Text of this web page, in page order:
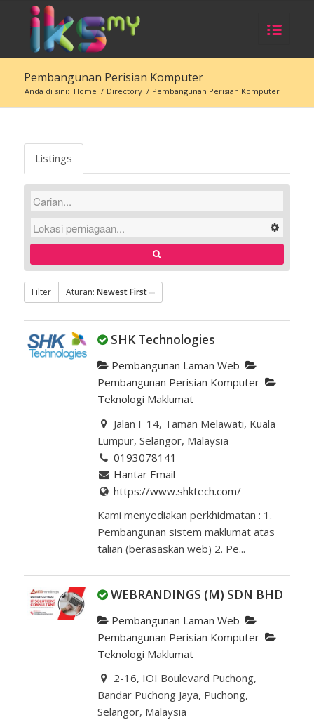
Pembangunan Perisian Komputer
Anda di sini: Home / Directory / Pembangunan Perisian Komputer
Listings
Filter Aturan: Newest First
SHK Technologies
Pembangunan Laman Web
Pembangunan Perisian Komputer
Teknologi Maklumat
Jalan F 14, Taman Melawati, Kuala
Lumpur, Selangor, Malaysia
0193078141
Hantar Email
https://www.shktech.com/
Kami menyediakan perkhidmatan : 1.
Pembangunan sistem maklumat atas
talian (berasaskan web) 2. Pe...
WEBRANDINGS (M) SDN BHD
Pembangunan Laman Web
Pembangunan Perisian Komputer
Teknologi Maklumat
2-16, IOI Boulevard Puchong,
Bandar Puchong Jaya, Puchong,
Selangor, Malaysia